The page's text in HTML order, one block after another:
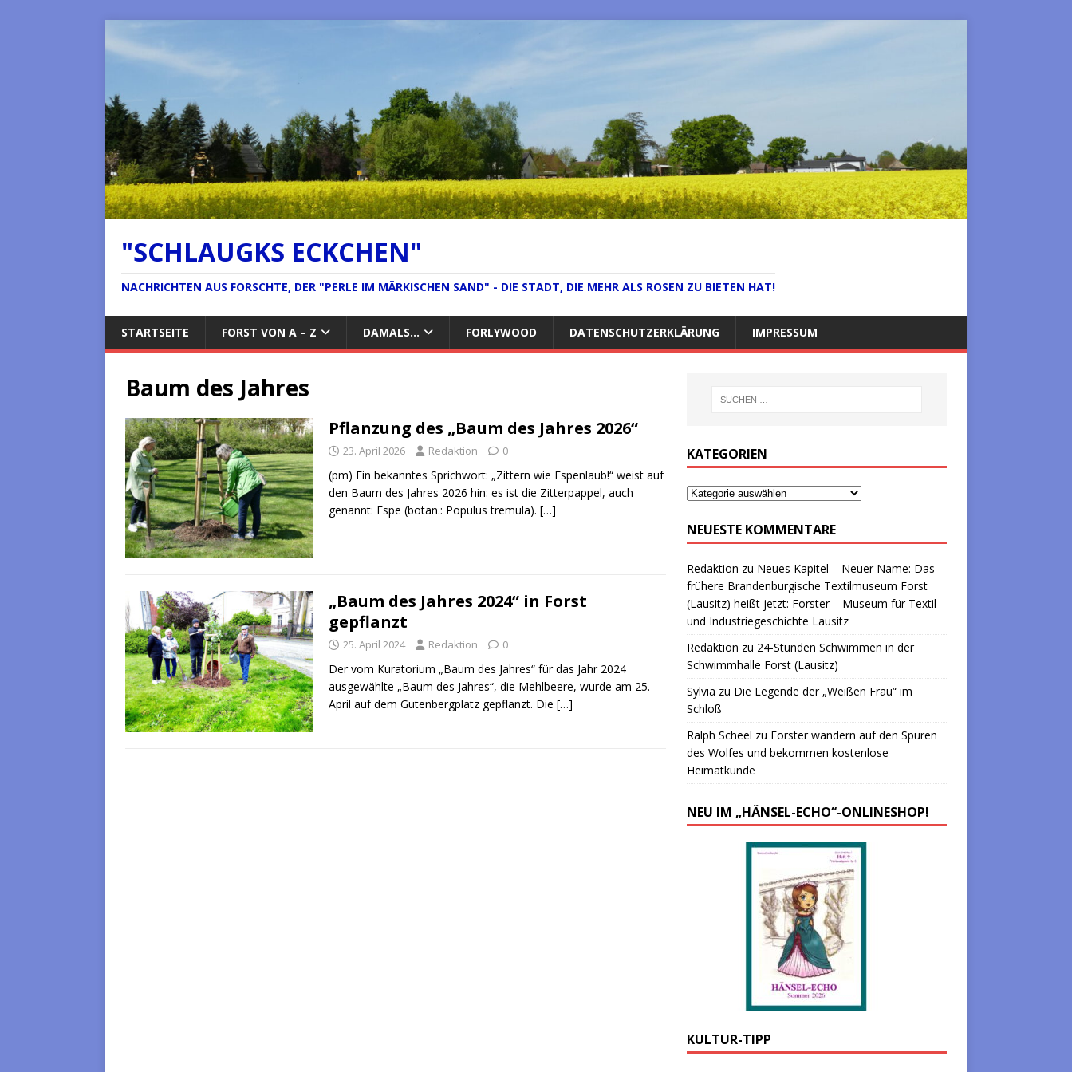
"SCHLAUGKS ECKCHEN"
NACHRICHTEN AUS FORSCHTE, DER "PERLE IM MÄRKISCHEN SAND" - DIE STADT, DIE MEHR ALS ROSEN ZU BIETEN HAT!
STARTSEITE FORST VON A – Z DAMALS… FORLYWOOD DATENSCHUTZERKLÄRUNG IMPRESSUM
Baum des Jahres
Pflanzung des „Baum des Jahres 2026“
23. April 2026 Redaktion 0
(pm) Ein bekanntes Sprichwort: „Zittern wie Espenlaub!“ weist auf
den Baum des Jahres 2026 hin: es ist die Zitterpappel, auch
genannt: Espe (botan.: Populus tremula). […]
„Baum des Jahres 2024“ in Forst
gepflanzt
25. April 2024 Redaktion 0
Der vom Kuratorium „Baum des Jahres“ für das Jahr 2024
ausgewählte „Baum des Jahres“, die Mehlbeere, wurde am 25.
April auf dem Gutenbergplatz gepflanzt. Die […]
KATEGORIEN
NEUESTE KOMMENTARE
Redaktion zu Neues Kapitel – Neuer Name: Das
frühere Brandenburgische Textilmuseum Forst
(Lausitz) heißt jetzt: Forster – Museum für Textil-
und Industriegeschichte Lausitz
Redaktion zu 24-Stunden Schwimmen in der
Schwimmhalle Forst (Lausitz)
Sylvia zu Die Legende der „Weißen Frau“ im
Schloß
Ralph Scheel zu Forster wandern auf den Spuren
des Wolfes und bekommen kostenlose
Heimatkunde
NEU IM „HÄNSEL-ECHO“-ONLINESHOP!
KULTUR-TIPP